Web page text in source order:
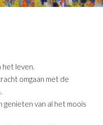
het leven.
omgaan met de
genieten van al het moois